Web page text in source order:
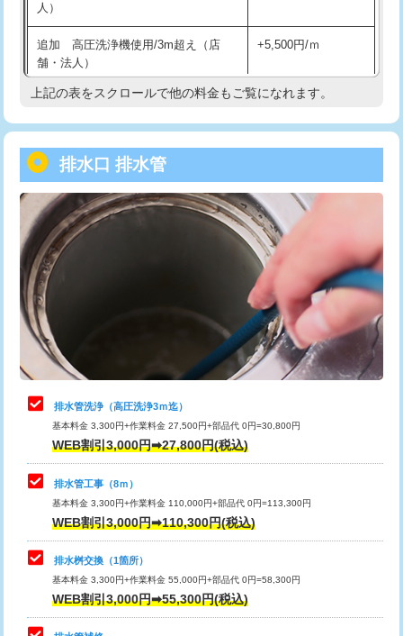
給水管工事※（土の掘削・埋め戻し作
業)
11,000円
給水管工事※（塩ビ管（VP・HI）使
用/3ｍまで)
用（追加）/3ｍ超え)
給水管工事※（ライニング鋼管・銅
管・ポリ管・HT管使用/3ｍまで)
44,000円
給水管工事※（ライニング鋼管・銅
管・ポリ管・HT管使用/3ｍ超え)
+8,800円
排水管工事（土の掘削・埋め戻し作
業）
11,000円~
排水管工事（排水管工事/3ｍまで） 55,000円
排水管工事（追加 排水管工事/3ｍ超
え）
マス交換（土の掘削・埋め戻し作業）
マス交換（深さ50㎝未満）
マス交換（深さ50㎝以上）
コンクリート斫り（厚さ10㎝まで）
コンクリート斫り（厚さ10㎝超え）
人）
追加 高圧洗浄機使用/3m超え（店
舗・法人）
+5,500円/ｍ
高度高圧洗浄換 現地調査
トーラー機使用/3mまで
追加トーラー機使用/3m超え +3,300円
カメラ調査 33,000円
桝清掃 8,800円
止水・漏水調査・防水処理・清掃・修
理・調整・分解・加工など（軽作業）
11,000円
止水・漏水調査・防水処理・清掃・修
理・調整・分解・加工など（中作業）
22,000円
止水・漏水調査・防水処理・清掃・修
理・調整・分解・加工など（重作業）
33,000円
その他部品の脱着
交換・取付（タンク）
交換・取付(単水栓（壁付・デッキ
式）)
交換・取付(混合水栓（壁付・デッキ
式・ワンホール）)
16,500円+材料費
上記の表をスクロールで他の料金もご覧になれます。
排水口 排水管
排水管洗浄（高圧洗浄3ｍ迄）
基本料金 3,300円+作業料金 27,500円+部品代 0円=30,800円
WEB割引3,000円➡27,800円(税込)
排水管工事（8ｍ）
基本料金 3,300円+作業料金 110,000円+部品代 0円=113,300円
WEB割引3,000円➡110,300円(税込)
排水桝交換（1箇所）
基本料金 3,300円+作業料金 55,000円+部品代 0円=58,300円
WEB割引3,000円➡55,300円(税込)